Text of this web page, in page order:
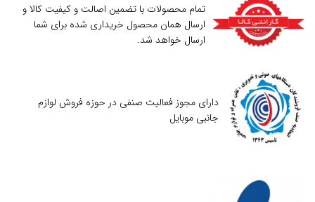
تمام محصولات با تضمین اصالت و کیفیت کالا و
ارسال همان محصول خریداری شده برای شما
ارسال خواهد شد.
دارای مجوز فعالیت صنفی در حوزه فروش لوازم
جانبی موبایل